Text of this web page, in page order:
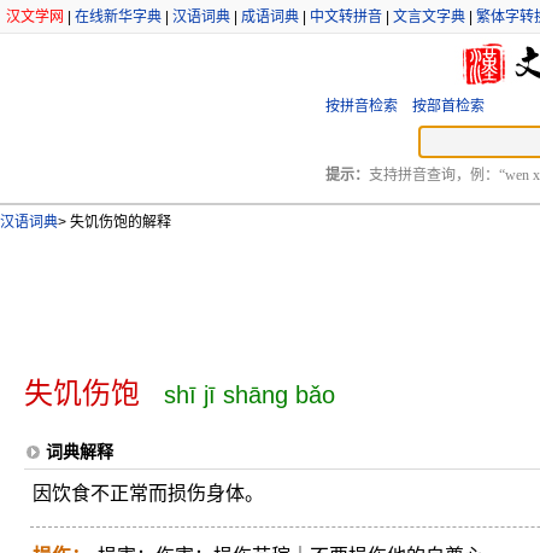
汉文学网 在线新华字典 汉语词典 成语词典 中文转拼音 文言文字典 繁体字转
按拼音检索 按部首检索
提示： 支持拼音查询，例：“wen
汉语词典> 失饥伤饱的解释
失饥伤饱 shī jī shāng bǎo
词典解释
因饮食不正常而损伤身体。